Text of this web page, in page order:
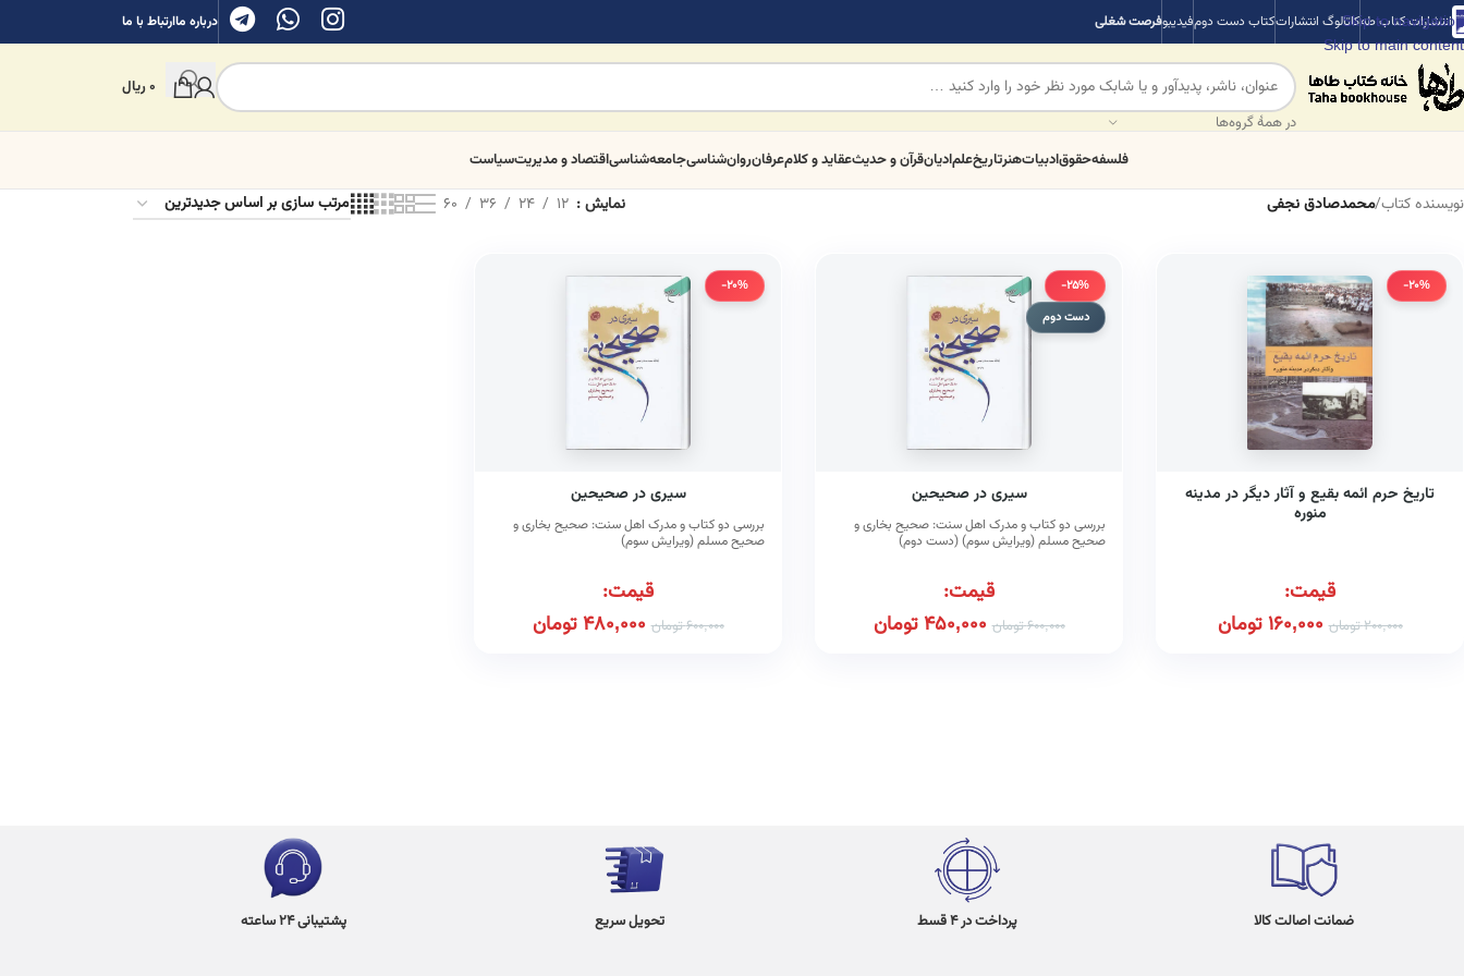
Skip to navigation
Skip to main content
انتشارات کتاب طهکاتالوگ انتشاراتکتاب دست دومفیدیبوفرصت شغلی درباره ماارتباط با ما
در همهٔ گروه‌ها
0ریال
فلسفهحقوقادبیاتهنرتاریخعلمادیانقرآن و حدیثعقاید و کلامعرفانروان‌شناسیجامعه‌شناسیاقتصاد و مدیریتسیاست
نویسنده کتاب/محمدصادق نجفی نمایش 12
24
36
60
-20%
تاریخ حرم ائمه بقیع و آثار دیگر در مدینه
منوره
قیمت:
200,000تومان 160,000تومان
-25%
دست دوم
سیری در صحیحین
بررسی دو کتاب و مدرک اهل سنت: صحیح بخاری و
صحیح مسلم (ویرایش سوم) (دست دوم)
قیمت:
600,000تومان 450,000تومان
-20%
سیری در صحیحین
بررسی دو کتاب و مدرک اهل سنت: صحیح بخاری و
صحیح مسلم (ویرایش سوم)
قیمت:
600,000تومان 480,000تومان
ضمانت اصالت کالا پرداخت در 4 قسط تحویل سریع پشتیبانی 24 ساعته